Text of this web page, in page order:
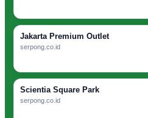
Jakarta Premium Outlet
serpong.co.id
Scientia Square Park
serpong.co.id